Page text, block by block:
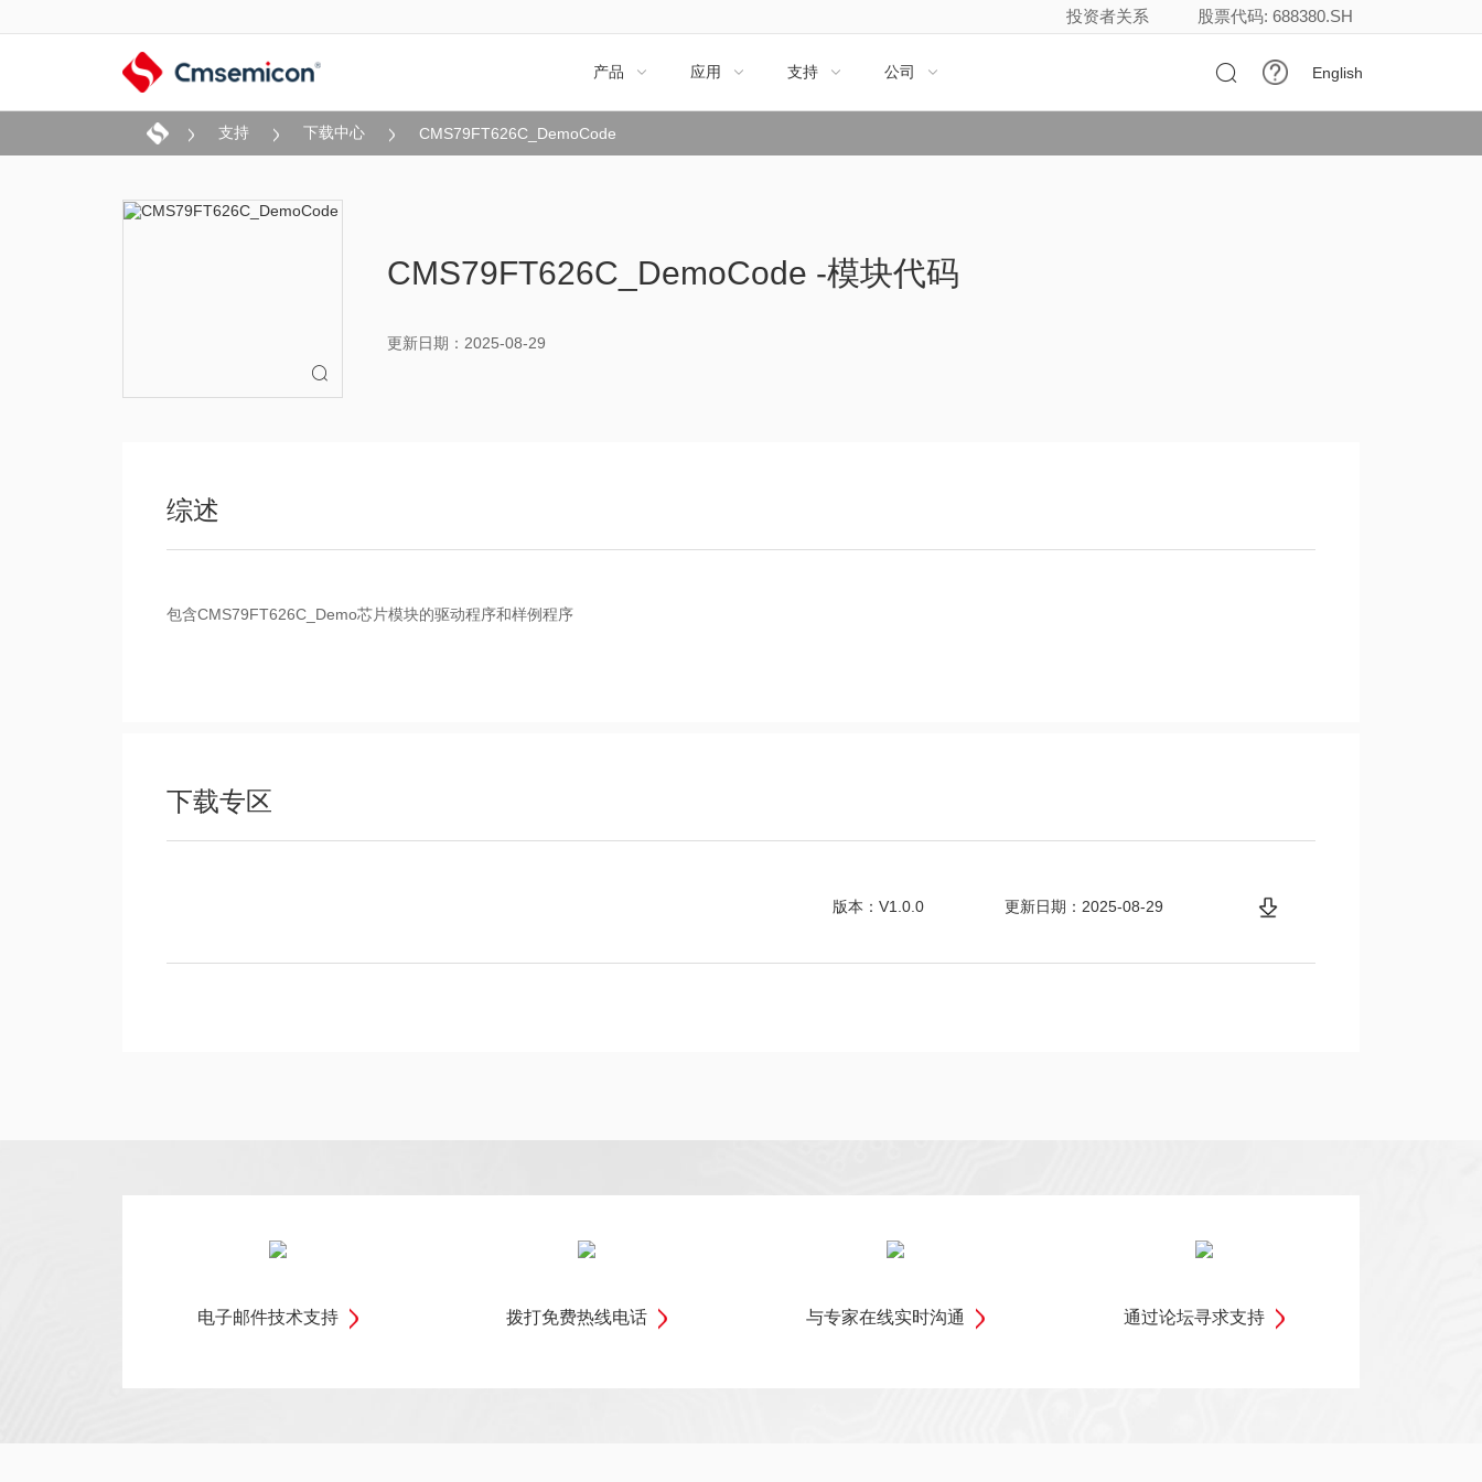
投资者关系 股票代码: 688380.SH
产品  应用  支持  公司   English
支持 下载中心 CMS79FT626C_DemoCode

CMS79FT626C_DemoCode -模块代码
更新日期：2025-08-29
综述
包含CMS79FT626C_Demo芯片模块的驱动程序和样例程序
下载专区
版本：V1.0.0 更新日期：2025-08-29
电子邮件技术支持 拨打免费热线电话 与专家在线实时沟通 通过论坛寻求支持